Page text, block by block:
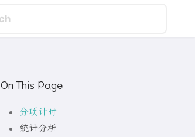
On This Page
分项计时
统计分析